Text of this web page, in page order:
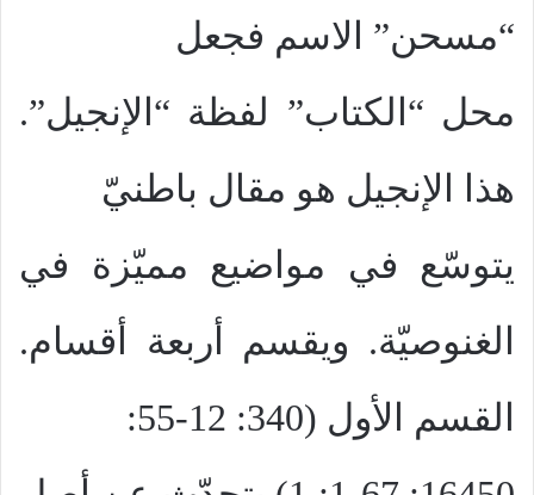
“مسحن” الاسم فجعل
محل “الكتاب” لفظة “الإنجيل”.
هذا الإنجيل هو مقال باطنيّ
يتوسّع في مواضيع مميّزة في
الغنوصيّة. ويقسم أربعة أقسام.
القسم الأول (340: 12-55: